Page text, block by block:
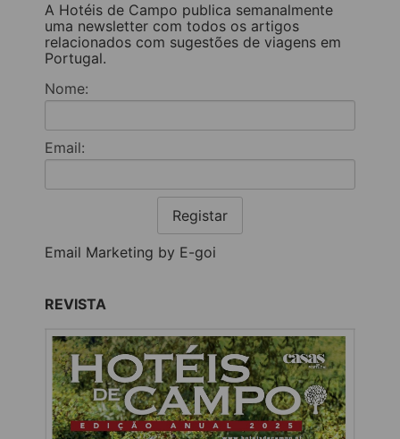
A Hotéis de Campo publica semanalmente
uma newsletter com todos os artigos
relacionados com sugestões de viagens em
Portugal.
Nome:
Email:
Registar
Email Marketing by E-goi
REVISTA